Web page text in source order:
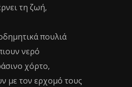
τη ζωή,
πουλιά
νερό
χόρτο,
με τον ερχομό τους